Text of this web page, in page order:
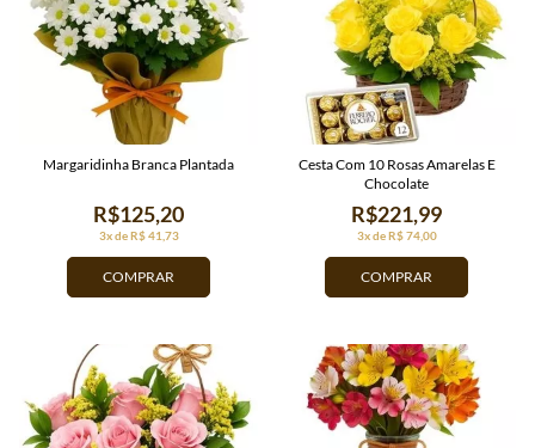
COMPRAR
3x de R$ 41,73
R$125,20
Margaridinha Branca Plantada
COMPRAR
3x de R$ 74,00
R$221,99
Cesta Com 10 Rosas Amarelas E
Chocolate